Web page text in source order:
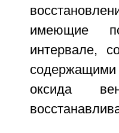
имеющие
интервале,
оксида